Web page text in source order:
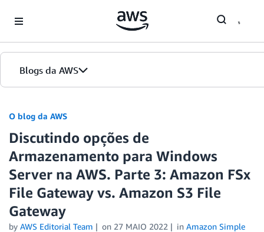
Blogs da AWS
Página inicial
Edições
O blog da AWS
Discutindo opções de
Armazenamento para Windows
Server na AWS. Parte 3: Amazon FSx
File Gateway vs. Amazon S3 File
Gateway
by AWS Editorial Team on 27 MAIO 2022 in Amazon Simple